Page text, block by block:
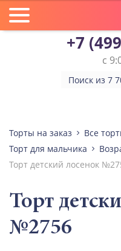
+7
с
Торты на заказ Все
Торт для мальчика
Торт детский лосенок
Торт
№2756